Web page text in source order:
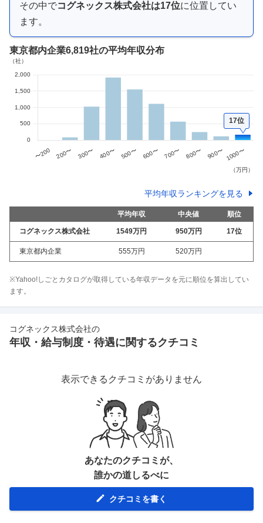
その中でコグネックス株式会社は17位に位置してい
ます。
東京都内企業6,819社の平均年収分布
17位
平均年収ランキングを見る
平均年収 中央値 順位
コグネックス株式会社 1549万円 950万円 17位
東京都内企業 555万円 520万円
※Yahoo!しごとカタログが取得している年収データを元に順位を算出してい
ます。
コグネックス株式会社の
年収・給与制度・待遇に関するクチコミ
表示できるクチコミがありません
あなたのクチコミが、
誰かの道しるべに
クチコミを書く